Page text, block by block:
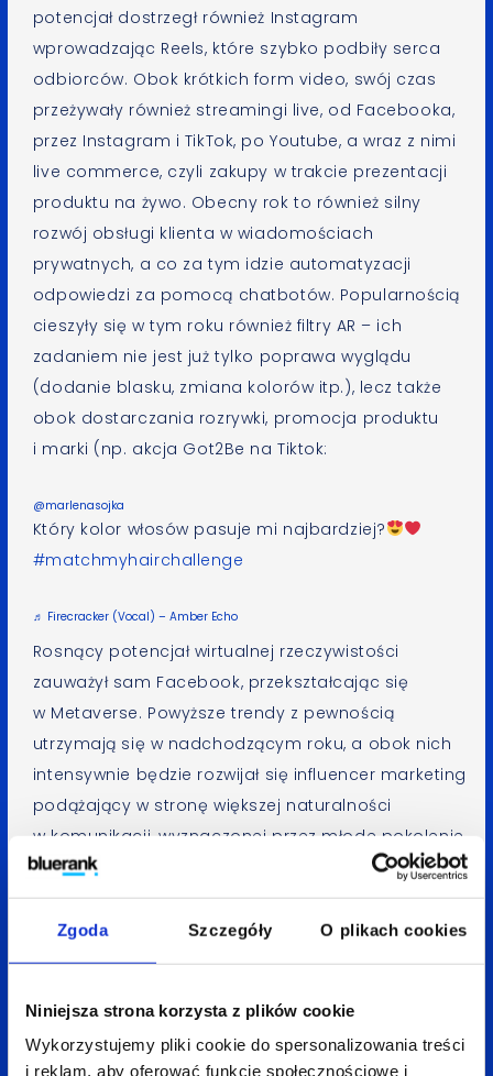
Zgoda Szczegóły O plikach cookies
Niniejsza strona korzysta z plików cookie
Wykorzystujemy pliki cookie do spersonalizowania treści
i reklam, aby oferować funkcje społecznościowe i
potencjał dostrzegł również Instagram
wprowadzając Reels, które szybko podbiły serca
odbiorców. Obok krótkich form video, swój czas
przeżywały również streamingi live, od Facebooka,
przez Instagram i TikTok, po Youtube, a wraz z nimi
live commerce, czyli zakupy w trakcie prezentacji
produktu na żywo. Obecny rok to również silny
rozwój obsługi klienta w wiadomościach
prywatnych, a co za tym idzie automatyzacji
odpowiedzi za pomocą chatbotów. Popularnością
cieszyły się w tym roku również filtry AR – ich
zadaniem nie jest już tylko poprawa wyglądu
(dodanie blasku, zmiana kolorów itp.), lecz także
obok dostarczania rozrywki, promocja produktu
i marki (np. akcja Got2Be na Tiktok:
@marlenasojka
Który kolor włosów pasuje mi najbardziej?
#matchmyhairchallenge
♬ Firecracker (Vocal) – Amber Echo
Rosnący potencjał wirtualnej rzeczywistości
zauważył sam Facebook, przekształcając się
w Metaverse. Powyższe trendy z pewnością
utrzymają się w nadchodzącym roku, a obok nich
intensywnie będzie rozwijał się influencer marketing
podążający w stronę większej naturalności
w komunikacji, wyznaczonej przez młode pokolenie
TikTokerów.
Co pandemia zmieniła
w mojej branży w 2021 roku?
i jeszcze bardziej zdigitalizował – użytkownicy,